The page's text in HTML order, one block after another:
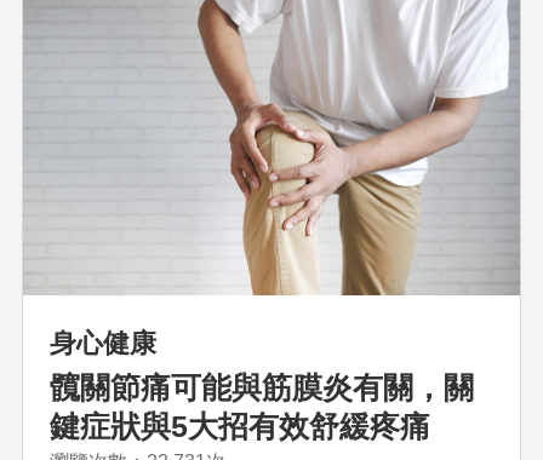
身心健康
髖關節痛可能與筋膜炎有關，關
鍵症狀與5大招有效舒緩疼痛